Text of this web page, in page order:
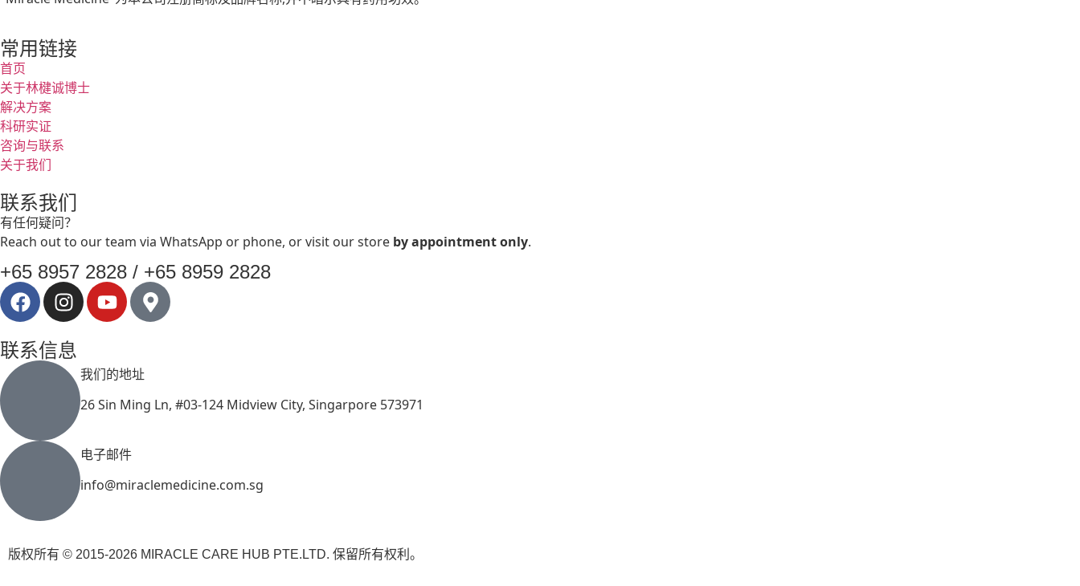
常用链接
首页
关于林楗诚博士
解决方案
科研实证
咨询与联系
关于我们
联系我们
有任何疑问？
Reach out to our team via WhatsApp or phone, or visit our store by appointment only.
+65 8957 2828 / +65 8959 2828
联系信息
我们的地址
26 Sin Ming Ln, #03-124 Midview City, Singarpore 573971
电子邮件
info@miraclemedicine.com.sg
版权所有 © 2015-2026 MIRACLE CARE HUB PTE.LTD. 保留所有权利。